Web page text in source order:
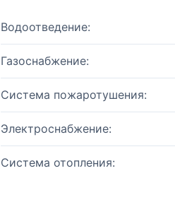
Водоотведение:
Газоснабжение:
Система пожаротушения:
Электроснабжение:
Система отопления: